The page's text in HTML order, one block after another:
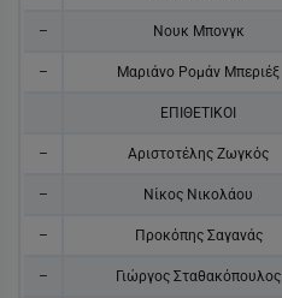
– Νουκ Μπονγκ
– Μαριάνο Ρομάν Μπεριέξ
ΕΠΙΘΕΤΙΚΟΙ
– Αριστοτέλης Ζωγκός
– Νίκος Νικολάου
– Προκόπης Σαγανάς
– Γιώργος Σταθακόπουλος